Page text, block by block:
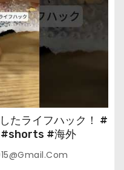
たライフハック！ #
#shorts #海外